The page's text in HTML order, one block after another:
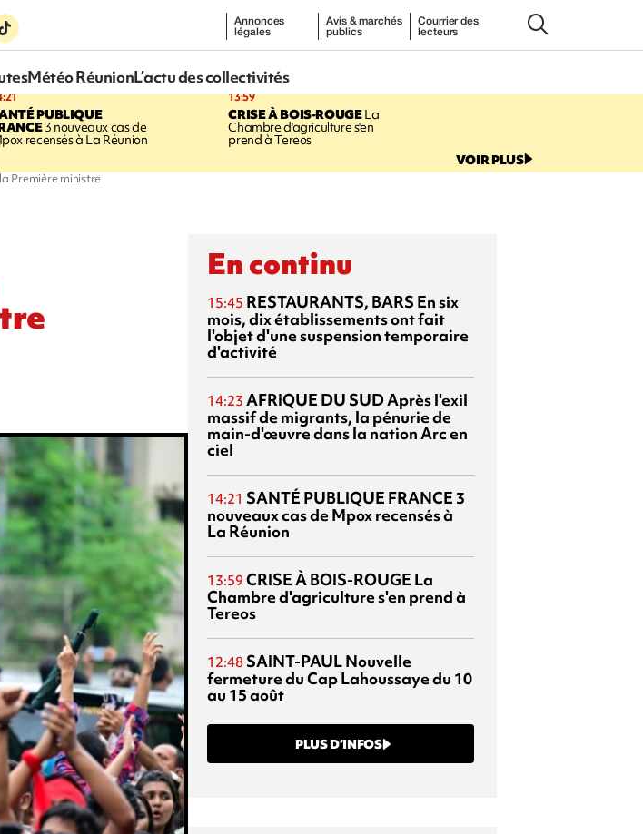
Annonces
légales
Avis & marchés
publics
Courrier des
lecteurs
Météo RéunionL’actu des collectivités
PUBLIQUE
3 nouveaux cas de
recensés à La Réunion
13:59
CRISE À BOIS-ROUGELa
Chambre d'agriculture s'en
prend à Tereos
VOIR PLUS
Première ministre
En continu
15:45 RESTAURANTS, BARS En six
mois, dix établissements ont fait
l'objet d'une suspension temporaire
d'activité
14:23 AFRIQUE DU SUDAprès l'exil
massif de migrants, la pénurie de
main-d'œuvre dans la nation Arc en
ciel
14:21 SANTÉ PUBLIQUE FRANCE 3
nouveaux cas de Mpox recensés à
La Réunion
13:59 CRISE À BOIS-ROUGE La
Chambre d'agriculture s'en prend à
Tereos
12:48 SAINT-PAULNouvelle
fermeture du Cap Lahoussaye du 10
au 15 août
PLUS D’INFOS